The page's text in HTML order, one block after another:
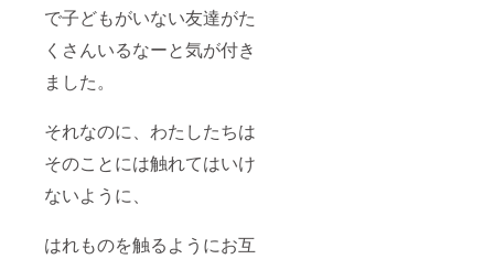
で子どもがいない友達がた
くさんいるなーと気が付き
ました。
それなのに、わたしたちは
そのことには触れてはいけ
ないように、
はれものを触るようにお互